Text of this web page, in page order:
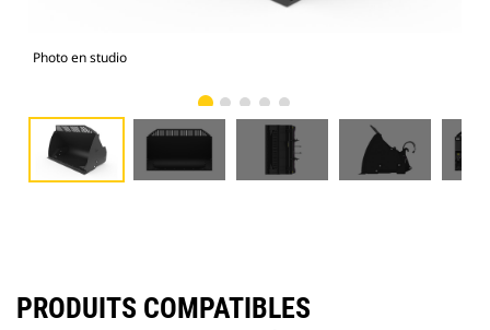
Photo en studio
PRODUITS COMPATIBLES